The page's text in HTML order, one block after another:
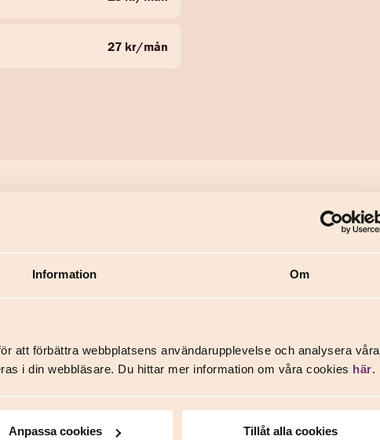
Information Om
att förbättra webbplatsens användarupplevelse och analysera våra
i din webbläsare. Du hittar mer information om våra cookies här.
Anpassa cookies Tillåt alla cookies
27 kr/mån